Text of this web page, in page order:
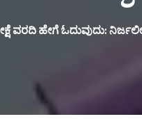
ವರದಿ ಹೇಗೆ ಓದುವುದು: